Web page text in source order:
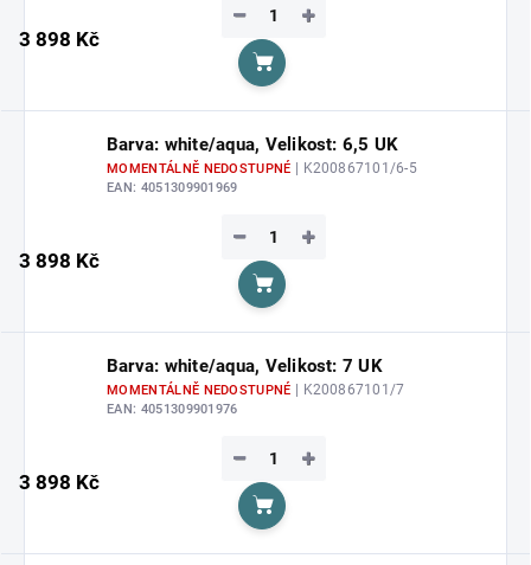
3 898 Kč
+
−
Do košíku
Barva: white/aqua, Velikost: 6,5 UK
MOMENTÁLNĚ NEDOSTUPNÉ | K200867101/6-5
EAN: 4051309901969
3 898 Kč
+
−
Do košíku
Barva: white/aqua, Velikost: 7 UK
MOMENTÁLNĚ NEDOSTUPNÉ | K200867101/7
EAN: 4051309901976
3 898 Kč
+
−
Do košíku